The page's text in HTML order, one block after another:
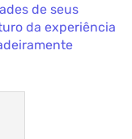
de seus
da experiência